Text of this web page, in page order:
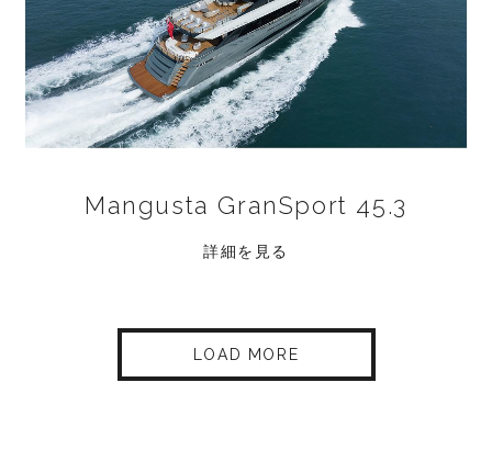
Mangusta GranSport 45.3
詳細を見る
LOAD MORE